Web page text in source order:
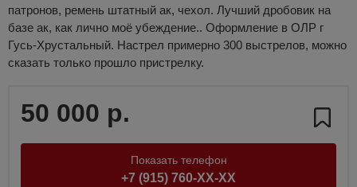
патронов, ремень штатный ак, чехол. Лучший дробовик на
базе ак, как лично моё убеждение.. Оформление в ОЛР г
Гусь-Хрустальный. Настрел примерно 300 выстрелов, можно
сказать только прошло пристрелку.
50 000 р.
Показать телефон
+7 (915) 760-XX-XX